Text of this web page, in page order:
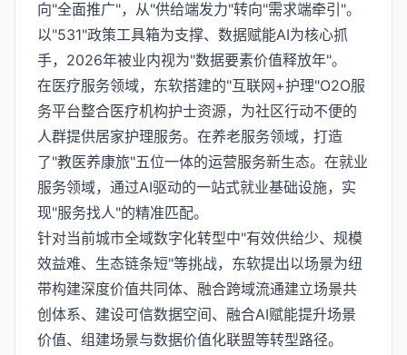
向"全面推广"，从"供给端发力"转向"需求端牵引"。
以"531"政策工具箱为支撑、数据赋能AI为核心抓
手，2026年被业内视为"数据要素价值释放年"。
在医疗服务领域，东软搭建的"互联网+护理"O2O服
务平台整合医疗机构护士资源，为社区行动不便的
人群提供居家护理服务。在养老服务领域，打造
了"教医养康旅"五位一体的运营服务新生态。在就业
服务领域，通过AI驱动的一站式就业基础设施，实
现"服务找人"的精准匹配。
针对当前城市全域数字化转型中"有效供给少、规模
效益难、生态链条短"等挑战，东软提出以场景为纽
带构建深度价值共同体、融合跨域流通建立场景共
创体系、建设可信数据空间、融合AI赋能提升场景
价值、组建场景与数据价值化联盟等转型路径。